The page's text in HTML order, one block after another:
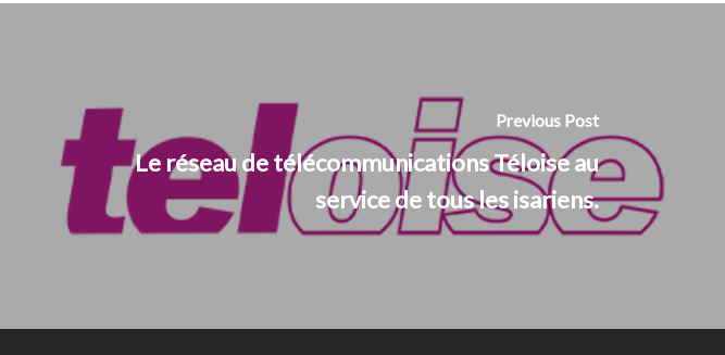
Previous Post
Le réseau de télécommunications Téloise au
service de tous les isariens.